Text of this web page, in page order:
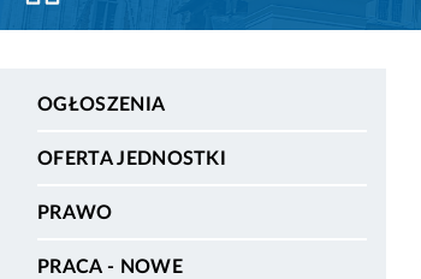
OGŁOSZENIA
OFERTA JEDNOSTKI
PRAWO
PRACA - NOWE